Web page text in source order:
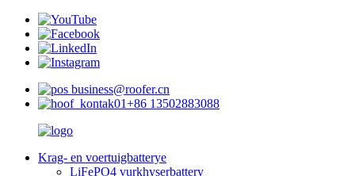
business@roofer.cn
+86 13502883088
Krag- en voertuigbatterye
LiFePO4 vurkhyserbattery